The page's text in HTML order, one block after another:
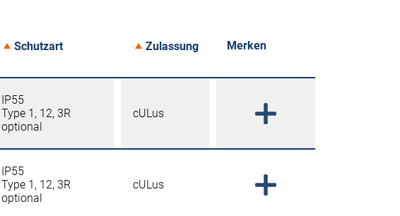
Schutzart Zulassung Merken
IP55
Type 1, 12, 3R
optional
cULus
IP55
Type 1, 12, 3R
optional
cULus